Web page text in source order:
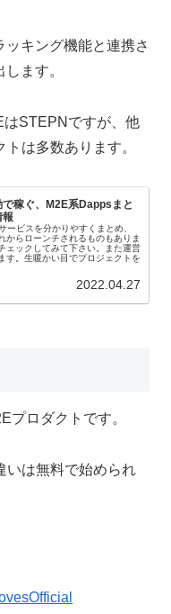
キング機能と連携さ
ます。
はSTEPNですが、他
は多数あります。
で稼ぐ、M2E系Dappsまと
ービスを分かりやすくまとめ、
からローンチされるものもありま
ェックしてみて下さい。また運営
す。生暖かい目でプロジェクトを
2022.04.27
プロダクトです。
いは無料で始められ